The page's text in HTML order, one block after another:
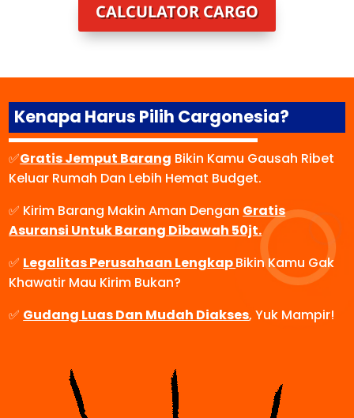
CALCULATOR CARGO
Kenapa Harus Pilih Cargonesia?
✅Gratis Jemput Barang Bikin Kamu Gausah Ribet
Keluar Rumah Dan Lebih Hemat Budget.
✅ Kirim Barang Makin Aman Dengan Gratis
Asuransi Untuk Barang Dibawah 50jt.
✅ Legalitas Perusahaan LengkapBikin Kamu Gak
Khawatir Mau Kirim Bukan?
✅ Gudang Luas Dan Mudah Diakses, Yuk Mampir!